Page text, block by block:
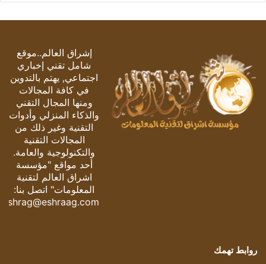
إشراق العالم..موقع
شامل تقني إخباري
اجتماعي, يهتم بالتدوين
في كافة المجالات
ومنها المجال التقني
والذكاء المنزلي وأدوات
التقنية وغير ذلك من
المجالات التقنية
والتكنولوجية والعامة.
أحد مواقع "مؤسسة
اشراق العالم لتقنية
المعلومات" اتصل بنا:
eshrag@eshraag.com
روابط تهمك